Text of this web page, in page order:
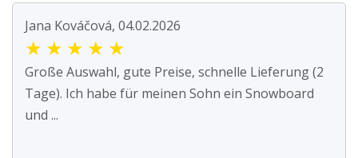
Jana Kováčová, 04.02.2026
★ ★ ★ ★ ★
Große Auswahl, gute Preise, schnelle Lieferung (2
Tage). Ich habe für meinen Sohn ein Snowboard
und ...